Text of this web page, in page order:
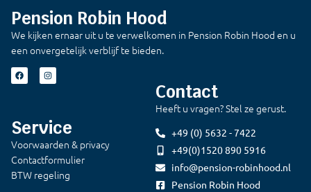
Contact
Heeft u vragen? Stel ze gerust.
+49 (0) 5632 - 7422
+49(0)1520 890 5916
info@pension-robinhood.nl
Pension Robin Hood
Service
Voorwaarden & privacy
Contactformulier
BTW regeling
Pension Robin Hood
We kijken ernaar uit u te verwelkomen in Pension Robin Hood en u
een onvergetelijk verblijf te bieden.